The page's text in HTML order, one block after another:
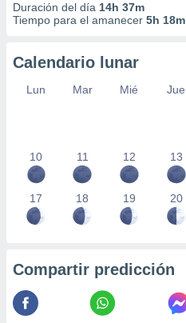
Duración del día 14h 37m
Tiempo para el amanecer 5h 18m
Calendario lunar
Lun Mar Mié Jue
10 11 12 13
17 18 19 20
Compartir predicción